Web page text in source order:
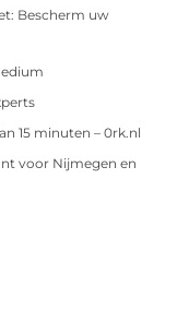
Bescherm uw
15 minuten – 0rk.nl
voor Nijmegen en